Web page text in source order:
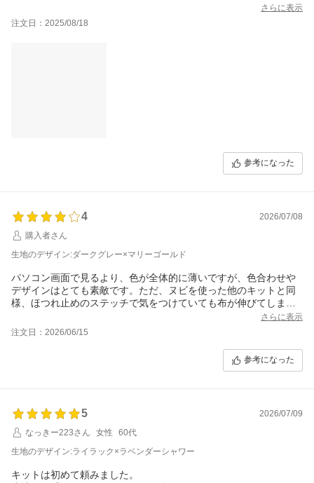
さらに表示
注文日：2025/08/18
参考になった
4
2026/07/08
購入者さん
生地のデザイン:ダークグレー×マリーゴールド
パソコン画面で見るより、色が全体的に薄いですが、色合わせや
デザインはとても素敵です。ただ、ヌビを使った他のキットと同
様、ほつれ止めのステッチで気をつけていても布が伸びてしまい
ます。それにより、口布の長さが足りなくなるので、初めて挑戦
する人は、口布は裁ち方図よりも長めに裁断するか、ほつれ止め
なお、レシピには縫う時のポイントに「縫い目は少し荒く、抑え
もらえたらと思います。
生地が余ったので、お揃いのスマホポーチも作ることができまし
さらに表示
注文日：2026/06/15
参考になった
5
2026/07/09
なっきー223さん
女性
60代
生地のデザイン:ライラック×ラベンダーシャワー
キットは初めて頼みました。